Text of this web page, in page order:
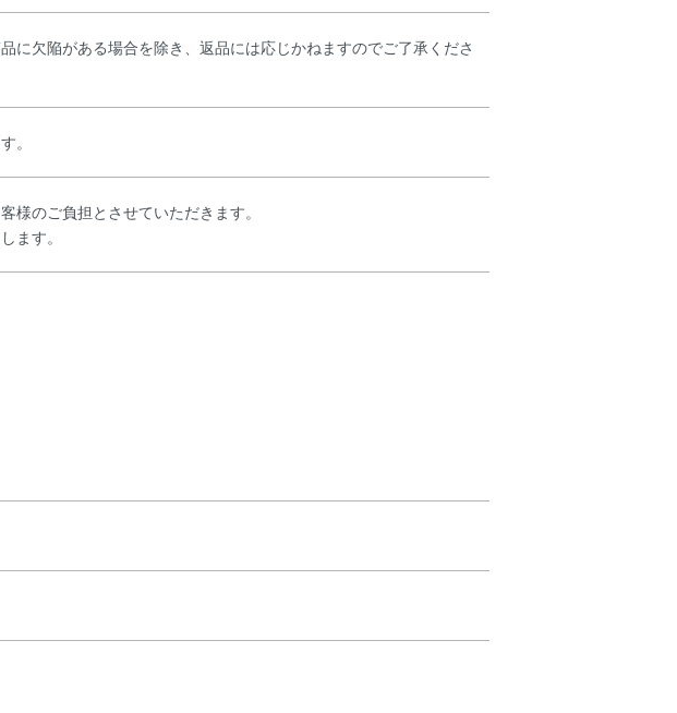
に欠陥がある場合を除き、返品には応じかねますのでご了承くださ
。
様のご負担とさせていただきます。
ます。